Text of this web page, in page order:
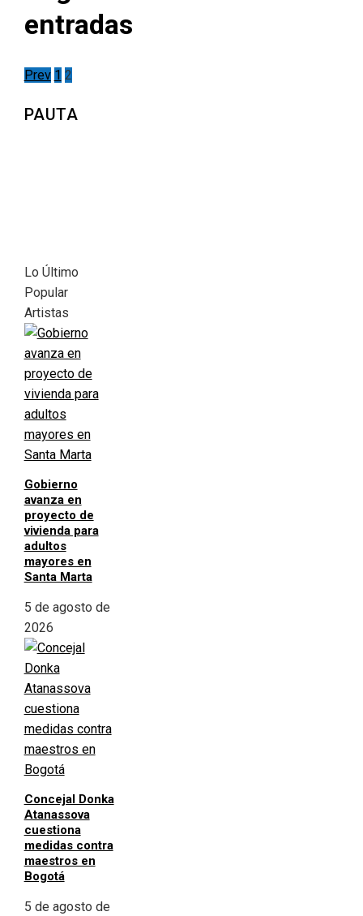
entradas
Prev 1 2
PAUTA
Lo Último
Popular
Artistas
Gobierno
avanza en
proyecto de
vivienda para
adultos
mayores en
Santa Marta
5 de agosto de
2026
Concejal Donka
Atanassova
cuestiona
medidas contra
maestros en
Bogotá
5 de agosto de